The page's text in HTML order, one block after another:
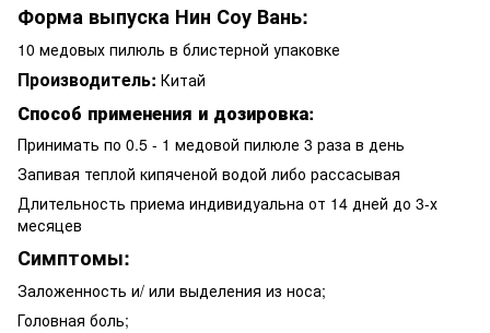
Форма выпуска Нин Соу Вань:
10 медовых пилюль в блистерной упаковке
Производитель: Китай
Способ применения и дозировка:
Принимать по 0.5 - 1 медовой пилюле 3 раза в день
Запивая теплой кипяченой водой либо рассасывая
Длительность приема индивидуальна от 14 дней до 3-х
месяцев
Симптомы:
Заложенность и/ или выделения из носа;
Головная боль;